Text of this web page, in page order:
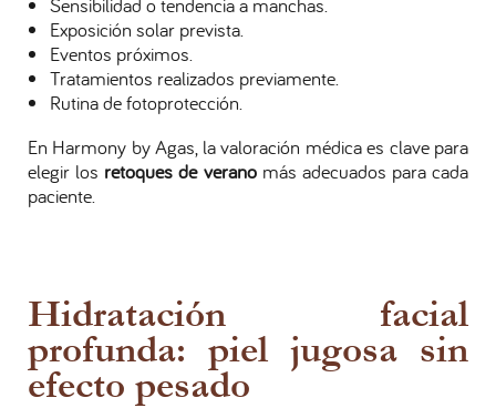
Exposición solar prevista.
Eventos próximos.
Tratamientos realizados previamente.
Rutina de fotoprotección.
En Harmony by Agas, la valoración médica es clave para
elegir los retoques de veranomás adecuados para cada
paciente.
Hidratación facial
profunda: piel jugosa sin
efecto pesado